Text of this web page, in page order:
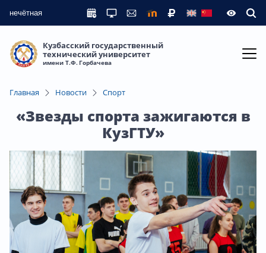
нечётная
Кузбасский государственный
технический университет
имени Т.Ф. Горбачева
Главная Новости Спорт
«Звезды спорта зажигаются в
КузГТУ»